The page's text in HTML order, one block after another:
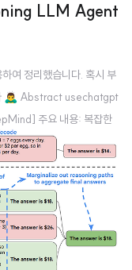
LLM Agent
여 정리했습니다. 혹시 부
🙇‍♂️ Abstract usechatgpt
주요 내용: 복잡한
통합이 필요합니다. 이를
시스템이 개발되었으나,
제점: 이러한 시스템들은
되기 때문에 직접 e
해결 방안: 이를 해결하기